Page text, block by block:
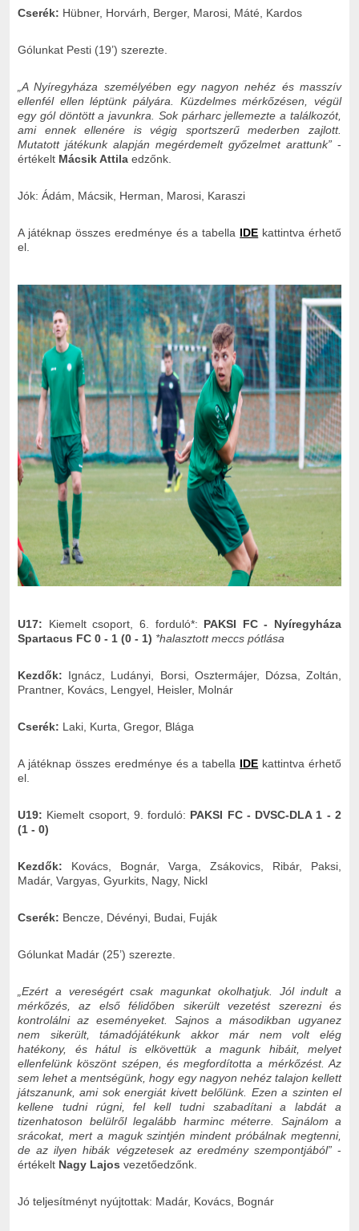
Cserék: Hübner, Horvárh, Berger, Marosi, Máté, Kardos
Gólunkat Pesti (19’) szerezte.
„A Nyíregyháza személyében egy nagyon nehéz és masszív
ellenfél ellen léptünk pályára. Küzdelmes mérkőzésen, végül
egy gól döntött a javunkra. Sok párharc jellemezte a találkozót,
ami ennek ellenére is végig sportszerű mederben zajlott.
Mutatott játékunk alapján megérdemelt győzelmet arattunk” -
értékelt Mácsik Attila edzőnk.
Jók: Ádám, Mácsik, Herman, Marosi, Karaszi
A játéknap összes eredménye és a tabella IDE kattintva érhető
el.
U17: Kiemelt csoport, 6. forduló*: PAKSI FC - Nyíregyháza
Spartacus FC 0 - 1 (0 - 1) *halasztott meccs pótlása
Kezdők: Ignácz, Ludányi, Borsi, Osztermájer, Dózsa, Zoltán,
Prantner, Kovács, Lengyel, Heisler, Molnár
Cserék: Laki, Kurta, Gregor, Blága
A játéknap összes eredménye és a tabella IDE kattintva érhető
el.
U19: Kiemelt csoport, 9. forduló: PAKSI FC - DVSC-DLA 1 - 2
(1 - 0)
Kezdők: Kovács, Bognár, Varga, Zsákovics, Ribár, Paksi,
Madár, Vargyas, Gyurkits, Nagy, Nickl
Cserék: Bencze, Dévényi, Budai, Fuják
Gólunkat Madár (25’) szerezte.
„Ezért a vereségért csak magunkat okolhatjuk. Jól indult a
mérkőzés, az első félidőben sikerült vezetést szerezni és
kontrolálni az eseményeket. Sajnos a másodikban ugyanez
nem sikerült, támadójátékunk akkor már nem volt elég
hatékony, és hátul is elkövettük a magunk hibáit, melyet
ellenfelünk köszönt szépen, és megfordította a mérkőzést. Az
sem lehet a mentségünk, hogy egy nagyon nehéz talajon kellett
játszanunk, ami sok energiát kivett belőlünk. Ezen a szinten el
kellene tudni rúgni, fel kell tudni szabadítani a labdát a
tizenhatoson belülről legalább harminc méterre. Sajnálom a
srácokat, mert a maguk szintjén mindent próbálnak megtenni,
de az ilyen hibák végzetesek az eredmény szempontjából” -
értékelt Nagy Lajos vezetőedzőnk.
Jó teljesítményt nyújtottak: Madár, Kovács, Bognár